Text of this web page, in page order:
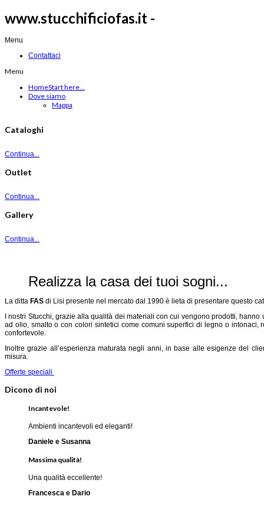
www.stucchificiofas.it -
Menu
Contattaci
Menu
HomeStart here...
Dove siamo
Mappa
Cataloghi
Continua...
Outlet
Continua...
Gallery
Continua...
Realizza la casa dei tuoi sogni...
La ditta FAS di Lisi presente nel mercato dal 1990 è lieta di presentare questo
I nostri Stucchi, grazie alla qualità dei materiali con cui vengono prodotti,
ad olio, smalto o con colori sintetici come comuni superfici di legno o
confortevole.
Inoltre grazie all’esperienza maturata negli anni, in base alle esigenze del
misura.
Offerte speciali
Dicono di noi
Incantevole!
Ambienti incantevoli ed eleganti!
Daniele e Susanna
Massima qualità!
Una qualità eccellente!
Francesca e Dario